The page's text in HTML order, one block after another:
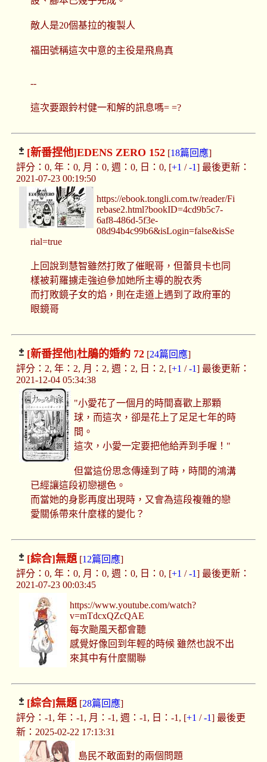
敵人是20個基拉的複製人
福田號稱這次中意的主役是飛鳥真
--
這次要跟鈴村健一和解的訊息嗎= =?
[新番捏他]EDENS ZERO 152[18篇回應]
評分：0, 年：0, 月：0, 週：0, 日：0, [+1 /-1] 最後更新：
2021-07-23 00:19:50
https://ebook.tongli.com.tw/reader/Fi
rebase2.html?bookID=4cd9b5c7-
6af8-486d-5f3e-
08d94b4c99b6&isLogin=false&isSe
rial=true
上回說到慧智雖然打敗了催眠哥，但蕾貝卡也同
樣被莉羅擄走強迫參加她所主導的脫衣秀
而打敗鏡子女的焰，則在走道上遇到了政府軍的
眼鏡哥
[新番捏他]杜鵑的婚約 72[24篇回應]
評分：2, 年：2, 月：2, 週：2, 日：2, [+1 /-1] 最後更新：
2021-12-04 05:34:38
"小愛花了一個月的時間喜歡上那顆
球，而這次，卻是花上了足足七年的時
間。
這次，小愛一定要把他給弄到手喔！"
但當這份思念傳達到了時，時間的鴻溝
已經讓這段初戀褪色。
而當她的身影再度出現時，又會為這段複雜的戀
愛關係帶來什麼樣的變化？
[綜合]無題[12篇回應]
評分：0, 年：0, 月：0, 週：0, 日：0, [+1 /-1] 最後更新：
2021-07-23 00:03:45
https://www.youtube.com/watch?
v=mTdcxQZcQAE
每次颱風天都會聽
感覺好像回到年輕的時候 雖然也說不出
來其中有什麼關聯
[綜合]無題[28篇回應]
評分：-1, 年：-1, 月：-1, 週：-1, 日：-1, [+1 /-1] 最後更
新：2025-02-22 17:13:31
島民不敢面對的兩個問題